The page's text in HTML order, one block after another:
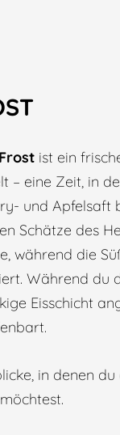
ist ein
– eine Zeit, in
und Apfelsaft
Schätze des
während die
Während du
Eisschicht
in denen